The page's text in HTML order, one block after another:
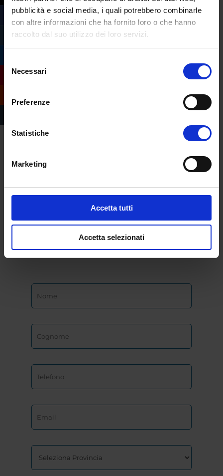
pubblicità e social media, i quali potrebbero combinarle
con altre informazioni che ha fornito loro o che hanno
raccolto dal suo utilizzo dei loro servizi.
delNecessari
Preferenze
Statistiche
Marketing
Accetta tutti
Accetta selezionati
Compila il form e
richiedi informazioni
sull’offerta formativa
dell’Università
eCampus